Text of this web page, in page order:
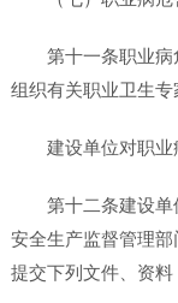
第十一条职业
组织有关职业卫生专
建设单位对职业
第十二条建设
安全生产监督管理
提交下列文件、资料